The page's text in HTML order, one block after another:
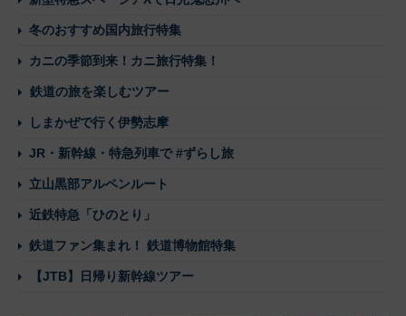
冬のおすすめ国内旅行特集
カニの季節到来！カニ旅行特集！
鉄道の旅を楽しむツアー
しまかぜで行く伊勢志摩
JR・新幹線・特急列車で #ずらし旅
立山黒部アルペンルート
近鉄特急「ひのとり」
鉄道ファン集まれ！ 鉄道博物館特集
【JTB】日帰り新幹線ツアー